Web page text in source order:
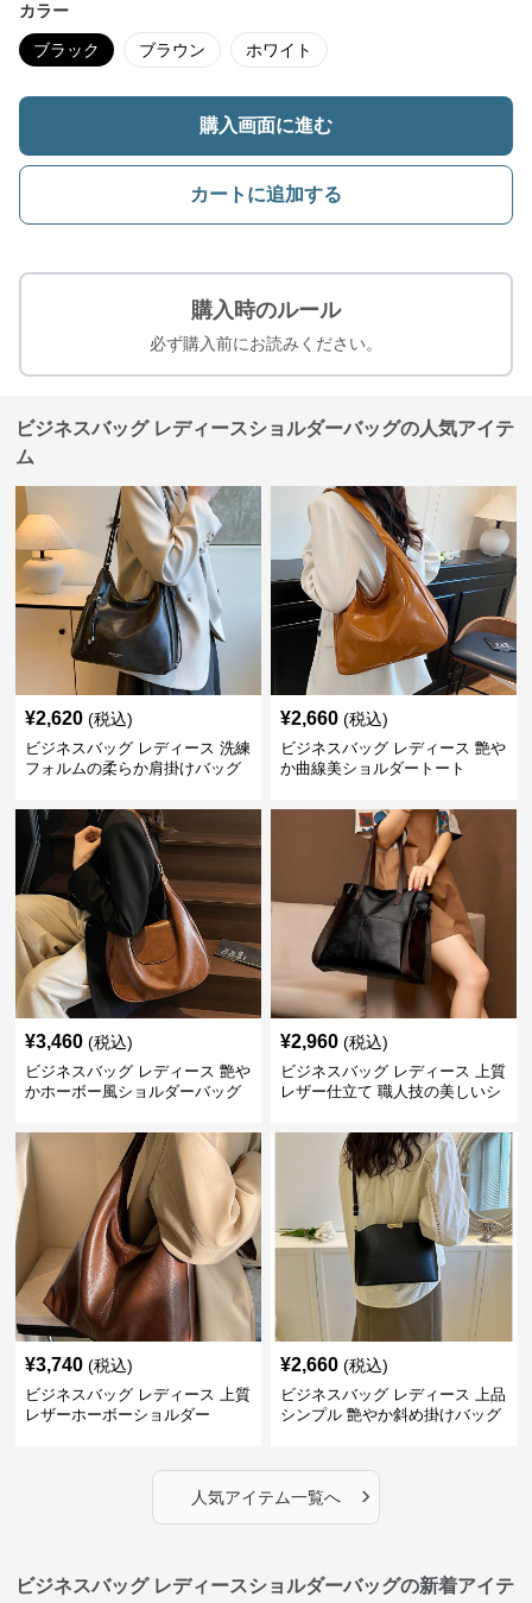
カラー
ブラック ブラウン ホワイト
購入画面に進む
カートに追加する
購入時のルール
必ず購入前にお読みください。
ビジネスバッグ レディースショルダーバッグの人気アイテ
ム
¥2,620 (税込)
ビジネスバッグ レディース 洗練
フォルムの柔らか肩掛けバッグ
¥2,660 (税込)
ビジネスバッグ レディース 艶や
か曲線美ショルダートート
¥3,460 (税込)
ビジネスバッグ レディース 艶や
かホーボー風ショルダーバッグ
¥2,960 (税込)
ビジネスバッグ レディース 上質
レザー仕立て 職人技の美しいシ
¥3,740 (税込)
ビジネスバッグ レディース 上質
レザーホーボーショルダー
¥2,660 (税込)
ビジネスバッグ レディース 上品
シンプル 艶やか斜め掛けバッグ
人気アイテム一覧へ ›
ビジネスバッグ レディースショルダーバッグの新着アイテ